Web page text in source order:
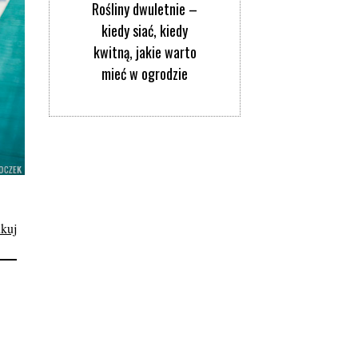
Rośliny dwuletnie –
kiedy siać, kiedy
kwitną, jakie warto
mieć w ogrodzie